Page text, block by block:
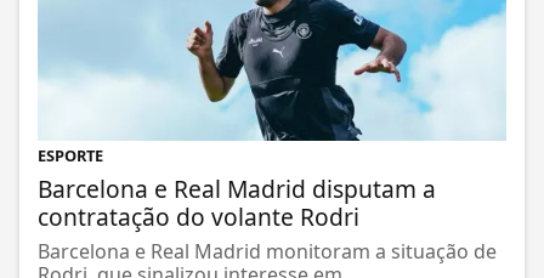
ESPORTE
Barcelona e Real Madrid disputam a
contratação do volante Rodri
Barcelona e Real Madrid monitoram a situação de